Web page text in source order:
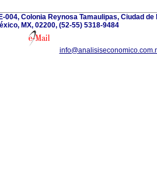
004, Colonia Reynosa Tamaulipas, Ciudad de
MX, 02200, (52-55) 5318-9484